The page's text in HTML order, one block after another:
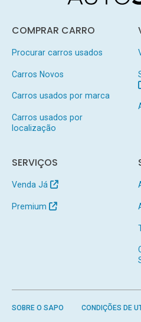
COMPRAR CARRO
Procurar carros usados
Carros Novos
Carros usados por marca
Carros usados por
localização
SERVIÇOS
Venda Já
Premium
SOBRE O SAPO CONDIÇÕES DE